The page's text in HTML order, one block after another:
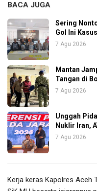
BACA JUGA
Sering
Gol Ini
7 Agu 2026
Mantan
Tangan di
7 Agu 2026
Unggah
Nuklir Iran,
7 Agu 2026
Kerja keras Kapolres Aceh